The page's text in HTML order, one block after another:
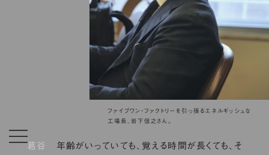
ファイブワン・ファクトリーを引っ張るエネルギッシュな
工場長、岩下信之さん。
葛谷 年齢がいっていても、覚える時間が長くても、そ